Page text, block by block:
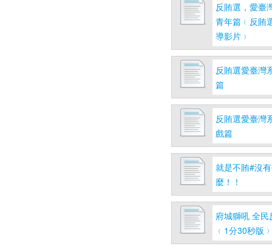
反賄選，愛臺
青年篇﹙反賄
導影片﹚
反賄選愛臺灣
篇
反賄選愛臺灣
戲篇
就是不賄#沒
麼！！
府城獅吼 全民
﹙1分30秒版﹚